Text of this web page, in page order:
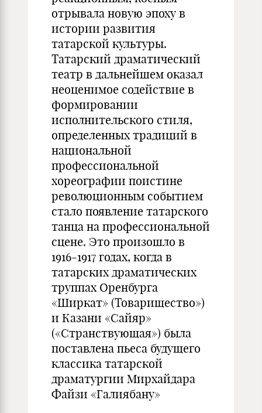
отрывала новую эпоху в
истории развития
татарской культуры.
Татарский драматический
театр в дальнейшем оказал
неоценимое содействие в
формировании
исполнительского стиля,
определенных традиций в
национальной
профессиональной
хореографии поистине
революционным событием
стало появление татарского
танца на профессиональной
сцене. Это произошло в
1916-1917 годах, когда в
татарских драматических
труппах Оренбурга
«Ширкат» (Товарищество»)
и Казани «Сайяр»
(«Странствующая») была
поставлена пьеса будущего
классика татарской
драматургии Мирхайдара
Файзи «Галиябану»